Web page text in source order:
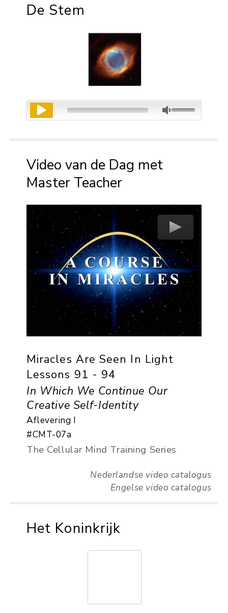
De Stem
Video van de Dag met
Master Teacher
Miracles Are Seen In Light
Lessons 91 - 94
In Which We Continue Our
Creative Self-Identity
Aflevering I
#CMT-07a
The Cellular Mind Training Series
Nederlandse video catalogus
Engelse video catalogus
Het Koninkrijk